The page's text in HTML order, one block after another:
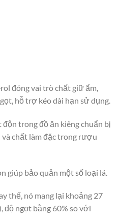
đóng vai trò chất giữ ẩm,
hỗ trợ kéo dài hạn sử dụng.
trong đồ ăn kiêng chuẩn bị
chất làm đặc trong rượu
giúp bảo quản một số loại lá.
thế, nó mang lại khoảng 27
độ ngọt bằng 60% so với